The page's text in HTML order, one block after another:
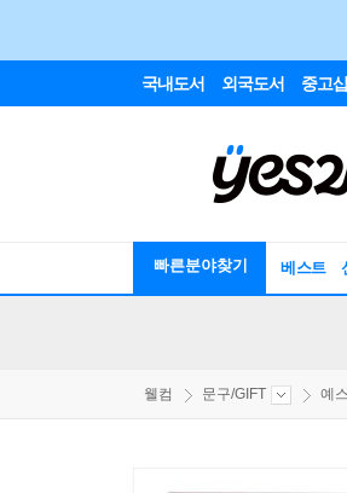
국내도서 외국도서 중고샵
빠른분야찾기 베스트
웰컴 문구/GIFT 예